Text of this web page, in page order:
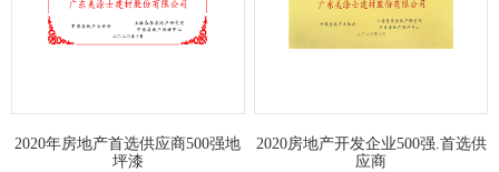
2020年房地产首选供应商500强地
坪漆
2020房地产开发企业500强.首选供
应商